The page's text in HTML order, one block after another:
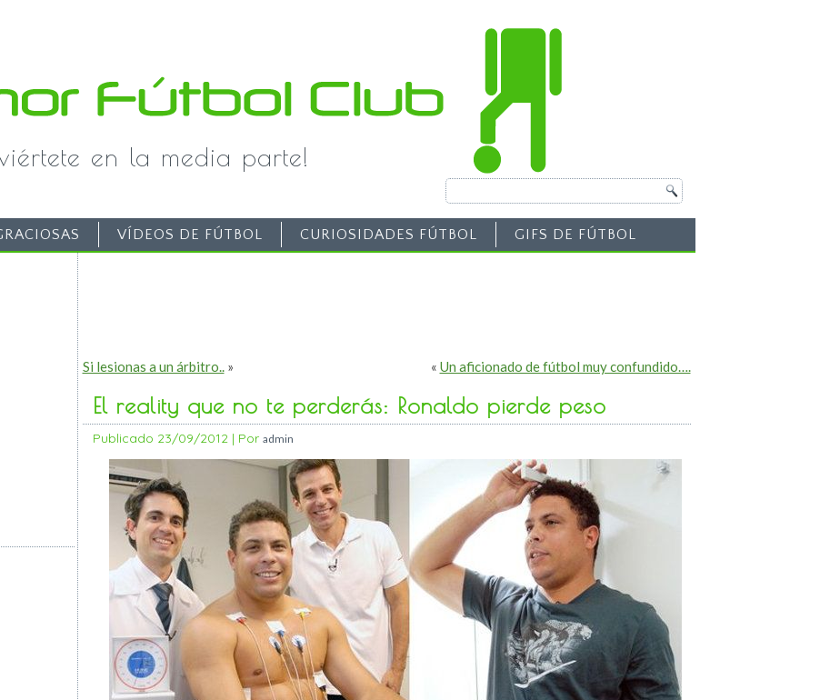
en la media parte!
VÍDEOS DE FÚTBOL CURIOSIDADES FÚTBOL GIFS DE FÚTBOL
Si lesionas a un árbitro..» « Un aficionado de fútbol muy confundido….
El reality que no te perderás: Ronaldo pierde peso
Publicado 23/09/2012| Por admin